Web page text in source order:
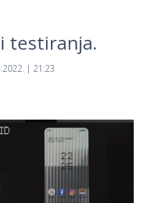
testiranja.
| 21:23